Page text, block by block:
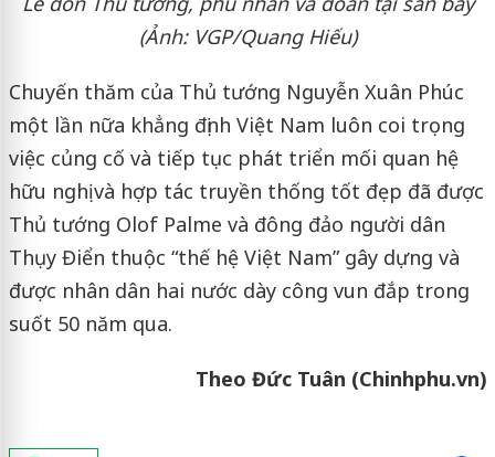
(Ảnh: VGP/Quang Hiếu)
Chuyến thăm của Thủ tướng Nguyễn Xuân Phúc
một lần nữa khẳng định Việt Nam luôn coi trọng
việc củng cố và tiếp tục phát triển mối quan hệ
hữu nghị và hợp tác truyền thống tốt đẹp đã được
Thủ tướng Olof Palme và đông đảo người dân
Thụy Điển thuộc “thế hệ Việt Nam” gây dựng và
được nhân dân hai nước dày công vun đắp trong
suốt 50 năm qua.
Theo Đức Tuân (Chinhphu.vn)